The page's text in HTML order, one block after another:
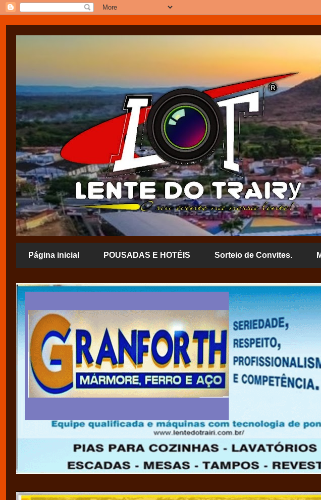
Página inicial POUSADAS E HOTÉIS Sorteio de Convites.